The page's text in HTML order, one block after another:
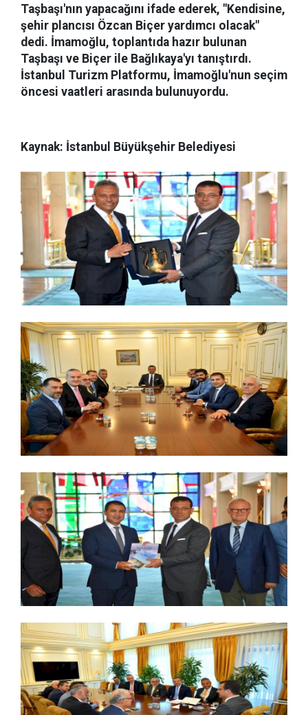
Taşbaşı'nın yapacağını ifade ederek, "Kendisine,
şehir plancısı Özcan Biçer yardımcı olacak"
dedi. İmamoğlu, toplantıda hazır bulunan
Taşbaşı ve Biçer ile Bağlıkaya'yı tanıştırdı.
İstanbul Turizm Platformu, İmamoğlu'nun seçim
öncesi vaatleri arasında bulunuyordu.
Kaynak: İstanbul Büyükşehir Belediyesi